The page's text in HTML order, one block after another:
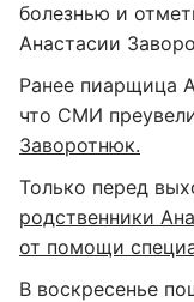
болезнью и
Анастасии
Ранее пиарщица
что СМИ
Заворотнюк.
Только перед
родственники
от помощи
В воскресенье